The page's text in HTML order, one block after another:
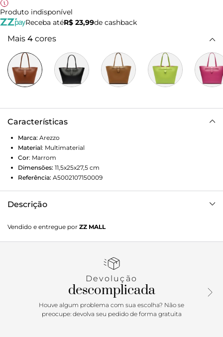
Produto indisponível
Receba atéR$ 23,99de cashback
Mais 4 cores
Características
Marca: Arezzo
Material: Multimaterial
Cor: Marrom
Dimensões: 11,5x25x27,5 cm
Referência: A5002107150009
Descrição
estruturado, laterais enviesadas e acabamento texturizado.
Traz alças superiores e fecho em encaixe com tira e detalhe
Vendido e entregue por ZZ MALL
Devolução
descomplicada
Houve algum problema com sua escolha? Não se
preocupe: devolva seu pedido de forma gratuita